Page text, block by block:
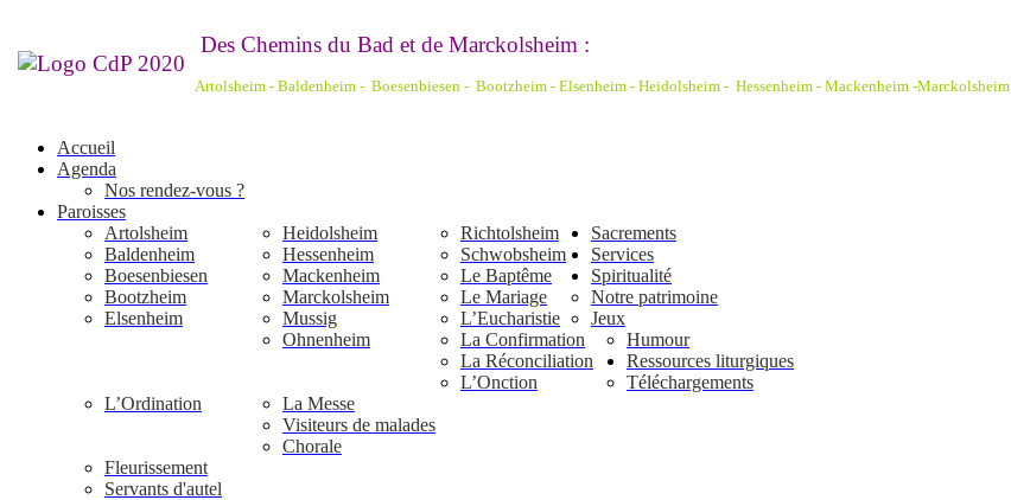
Des Chemins du Bad et de Marckolsheim :
Artolsheim - Baldenheim - Boesenbiesen - Bootzheim - Elsenheim - Heidolsheim - Hessenheim - Mackenheim -Marckolsheim
Accueil
Agenda
Nos rendez-vous ?
Paroisses
Artolsheim
Baldenheim
Boesenbiesen
Bootzheim
Elsenheim
Heidolsheim
Hessenheim
Mackenheim
Marckolsheim
Mussig
Ohnenheim
Richtolsheim
Schwobsheim
Sacrements
Le Baptême
Le Mariage
L’Eucharistie
La Confirmation
La Réconciliation
L’Onction
L’Ordination
Services
La Messe
Visiteurs de malades
Chorale
Fleurissement
Servants d'autel
Spiritualité
Notre patrimoine
Jeux
Humour
Ressources liturgiques
Téléchargements